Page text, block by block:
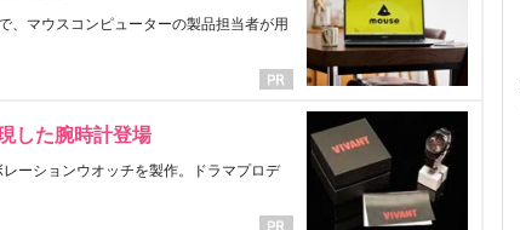
、マウスコンピューターの製品担当者が用
した腕時計登場
ーションウオッチを製作。ドラマプロデ